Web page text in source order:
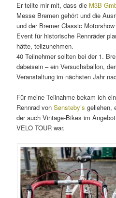
Er teilte mir mit, dass die M3B
Messe Bremen gehört und die
und der Bremer Classic
Event für historische Rennräder
hätte, teilzunehmen.
40 Teilnehmer sollten bei der 1.
dabeisein – ein Versuchsballon,
Veranstaltung im nächsten Jahr
Für meine Teilnahme bekam ich
Rennrad vonSønsteby’s geliehen,
der auch Vintage-Bikes im
VELO TOUR war.